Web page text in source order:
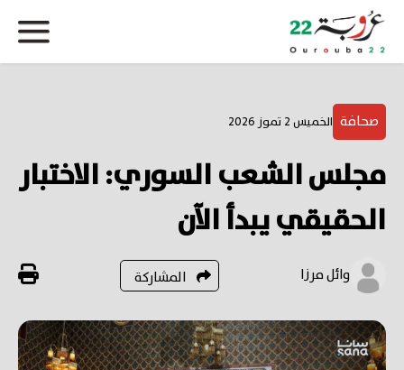
صحافة الخميس 2 تموز 2026
مجلس الشعب السوري: الاختبار
الحقيقي يبدأ الآن
وائل مرزا المشاركة